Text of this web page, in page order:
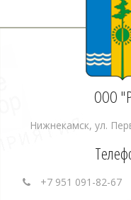
ООО
Нижнекамск, ул.
+7 951 091-82-67